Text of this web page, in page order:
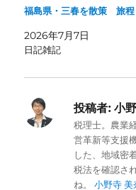
福島県・三春を散策 旅程
2026年7月7日
日記雑記
投稿者: 小
税理士。農業
営革新等支援
した、地域密
税法を確認さ
ね。小野寺